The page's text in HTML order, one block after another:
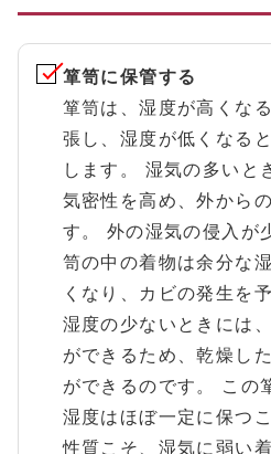
箪笥に保管する
箪笥は、湿度が高くな
張し、湿度が低くなる
します。 湿気の多いと
気密性を高め、外から
す。 外の湿気の侵入が
笥の中の着物は余分な
くなり、カビの発生を
湿度の少ないときには
ができるため、乾燥し
ができるのです。 この
湿度はほぼ一定に保つ
性質こそ、湿気に弱い